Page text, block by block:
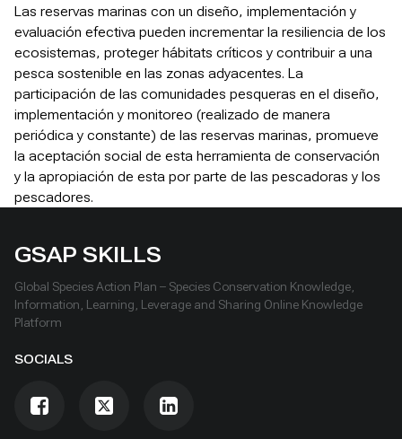
Las reservas marinas con un diseño, implementación y
evaluación efectiva pueden incrementar la resiliencia de los
ecosistemas, proteger hábitats críticos y contribuir a una
pesca sostenible en las zonas adyacentes. La
participación de las comunidades pesqueras en el diseño,
implementación y monitoreo (realizado de manera
periódica y constante) de las reservas marinas, promueve
la aceptación social de esta herramienta de conservación
y la apropiación de esta por parte de las pescadoras y los
pescadores.
GSAP SKILLS
Global Species Action Plan – Species Conservation Knowledge,
Information, Learning, Leverage and Sharing Online Knowledge
Platform
SOCIALS